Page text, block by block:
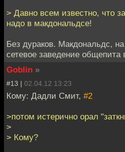
> Давно всем известно, что
надо в макдональдсе!
Без дураков. Макдональдс,
сетевое заведение общепита
Goblin »
#13 | 02.04.12 13:23
Кому: Дадли Смит, #2
>потом истерично орал
>
> Кому?